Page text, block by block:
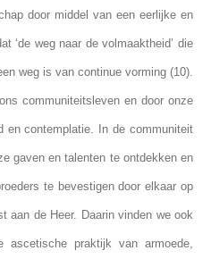
door middel van een eerlijke en
‘de weg naar de volmaaktheid’ die
weg is van continue vorming (10).
communiteitsleven en door onze
en contemplatie. In de communiteit
gaven en talenten te ontdekken en
te bevestigen door elkaar op
aan de Heer. Daarin vinden we ook
praktijk van armoede,